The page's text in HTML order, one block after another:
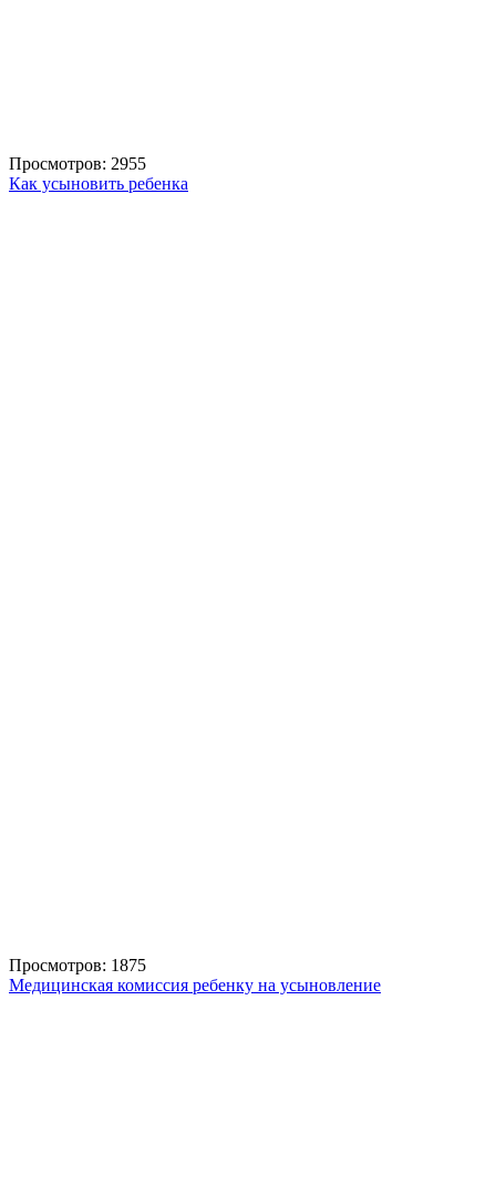
Просмотров: 2955
Как усыновить ребенка
Просмотров: 1875
Медицинская комиссия ребенку на усыновление